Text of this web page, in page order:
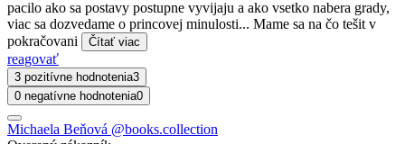
pacilo ako sa postavy postupne vyvijaju a ako vsetko nabera grady,
viac sa dozvedame o princovej minulosti... Mame sa na čo tešit v
pokračovani
Čítať viac
reagovať
3 pozitívne hodnotenia3
0 negatívne hodnotenia0
Michaela Beňová @books.collection